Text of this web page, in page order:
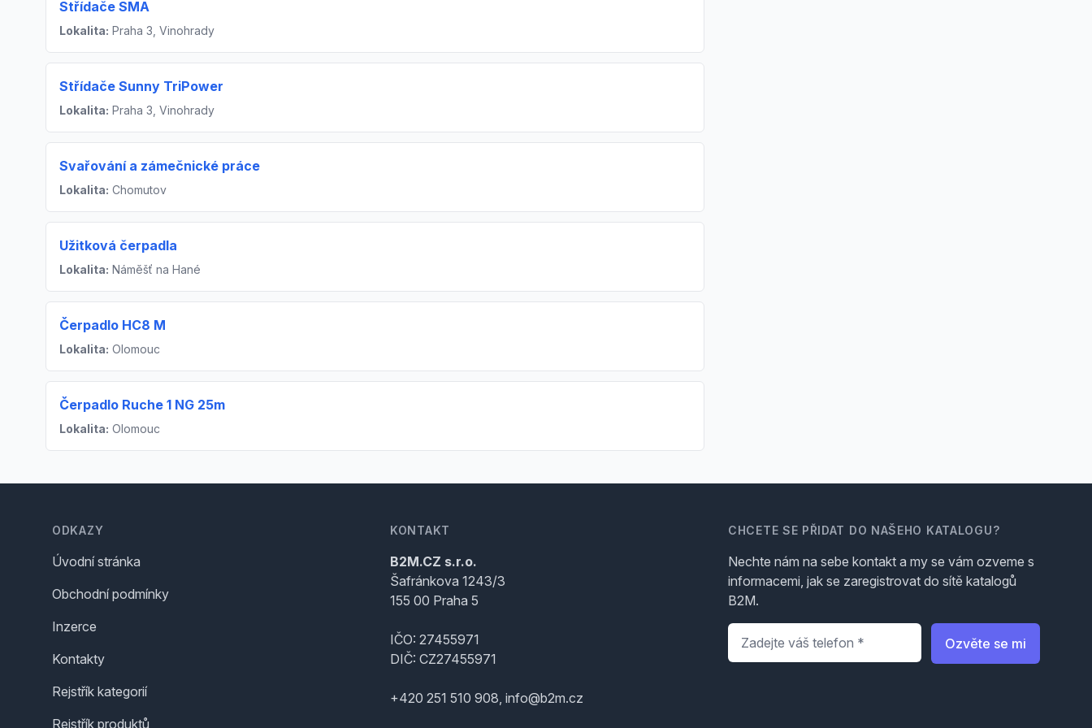
Střídače SMA
Lokalita: Praha 3, Vinohrady
Střídače Sunny TriPower
Lokalita: Praha 3, Vinohrady
Svařování a zámečnické práce
Lokalita: Chomutov
Užitková čerpadla
Lokalita: Náměšť na Hané
Čerpadlo HC8 M
Lokalita: Olomouc
Čerpadlo Ruche 1 NG 25m
Lokalita: Olomouc
ODKAZY
Úvodní stránka
Obchodní podmínky
Inzerce
Kontakty
Rejstřík kategorií
Rejstřík produktů
KONTAKT
B2M.CZ s.r.o.
Šafránkova 1243/3
155 00 Praha 5
IČO: 27455971
DIČ: CZ27455971
+420 251 510 908, info@b2m.cz
CHCETE SE PŘIDAT DO NAŠEHO KATALOGU?
Nechte nám na sebe kontakt a my se vám ozveme s
informacemi, jak se zaregistrovat do sítě katalogů
B2M.
Telefon
Ozvěte se mi